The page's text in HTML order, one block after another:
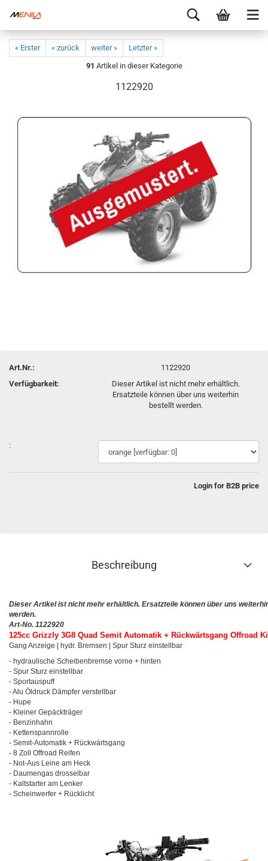
« Erster « zurück weiter »
Letzter »
91 Artikel in dieser Kategorie
1122920
Art.Nr.:
1122920
Verfügbarkeit:
Dieser Artikel ist nicht mehr erhältlich.
Ersatzteile können über uns weiterhin
bestellt werden.
:
Login for B2B price
Beschreibung
Dieser Artikel ist nicht mehr erhältlich. Ersatzteile können über uns
werden.
Art-No. 1122920
125cc Grizzly 3G8 Quad Semit Automatik + Rückwärtsgang Offroad
Gang Anzeige | hydr. Bremsen | Spur Sturz einstellbar
- hydraulische Scheibenbremse vorne + hinten
- Spur Sturz einstellbar
- Sportauspuff
- Alu Öldruck Dämpfer verstellbar
- Hupe
- Kleiner Gepäckträger
- Benzinhahn
- Kettenspannrolle
- Semit-Automatik + Rückwärtsgang
- 8 Zoll Offroad Reifen
- Not-Aus Leine am Heck
- Daumengas drosselbar
- Kaltstarter am Lenker
- Scheinwerfer + Rücklicht